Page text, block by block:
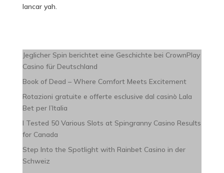
lancar yah.
Jeglicher Spin berichtet eine Geschichte bei CrownPlay
Casino für Deutschland
Book of Dead – Where Comfort Meets Excitement
Rotazioni gratuite e offerte esclusive dal casinò Lala
Bet per l’Italia
I Tested 50 Various Slots at Spingranny Casino Results
for Canada
Step Into the Spotlight with Rainbet Casino in der
Schweiz